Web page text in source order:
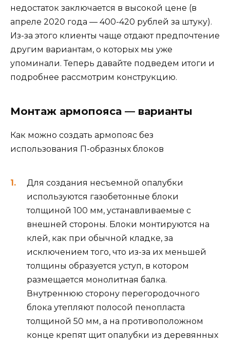
недостаток заключается в высокой цене (в
апреле 2020 года — 400-420 рублей за штуку).
Из-за этого клиенты чаще отдают предпочтение
другим вариантам, о которых мы уже
упоминали. Теперь давайте подведем итоги и
подробнее рассмотрим конструкцию.
Монтаж армопояса — варианты
Как можно создать армопояс без
использования П-образных блоков
Для создания несъемной опалубки
используются газобетонные блоки
толщиной 100 мм, устанавливаемые с
внешней стороны. Блоки монтируются на
клей, как при обычной кладке, за
исключением того, что из-за их меньшей
толщины образуется уступ, в котором
размещается монолитная балка.
Внутреннюю сторону перегородочного
блока утепляют полосой пенопласта
толщиной 50 мм, а на противоположном
конце крепят щит опалубки из деревянных